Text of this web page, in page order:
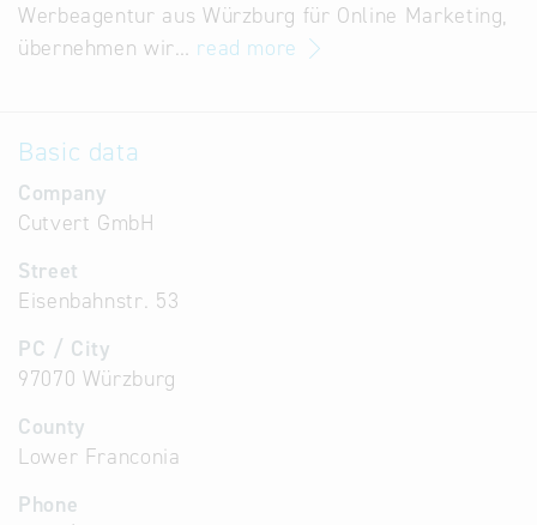
Werbeagentur aus Würzburg für Online Marketing,
übernehmen wir… read more
Basic data
Company
Cutvert GmbH
Street
Eisenbahnstr. 53
PC / City
97070 Würzburg
County
Lower Franconia
Phone